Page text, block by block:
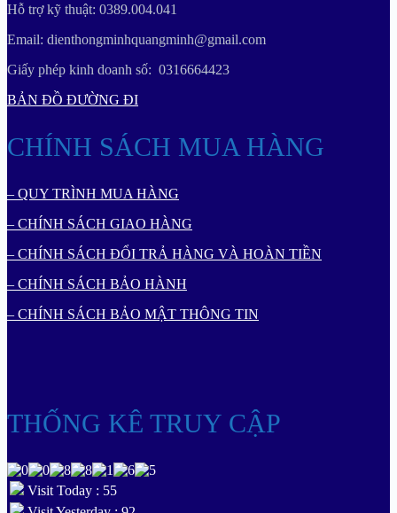
Hỗ trợ kỹ thuật: 0389.004.041
Email: dienthongminhquangminh@gmail.com
Giấy phép kinh doanh số: 0316664423
BẢN ĐỒ ĐƯỜNG ĐI
CHÍNH SÁCH MUA HÀNG
– QUY TRÌNH MUA HÀNG
– CHÍNH SÁCH GIAO HÀNG
– CHÍNH SÁCH ĐỔI TRẢ HÀNG VÀ HOÀN TIỀN
– CHÍNH SÁCH BẢO HÀNH
– CHÍNH SÁCH BẢO MẬT THÔNG TIN
THỐNG KÊ TRUY CẬP
Visit Today : 55